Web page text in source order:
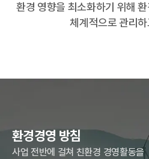
환경 영향을 최소화하기 위해
체계적으로 관리
환경경영 방침
사업 전반에 걸쳐 친환경 경영활동을